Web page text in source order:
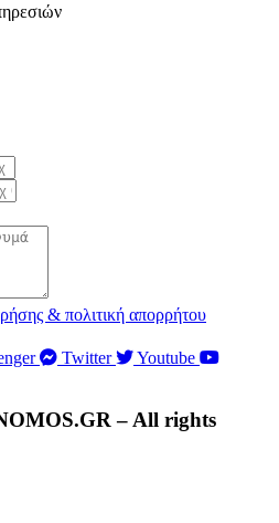
& πολιτική απορρήτου
Twitter Youtube
– All rights